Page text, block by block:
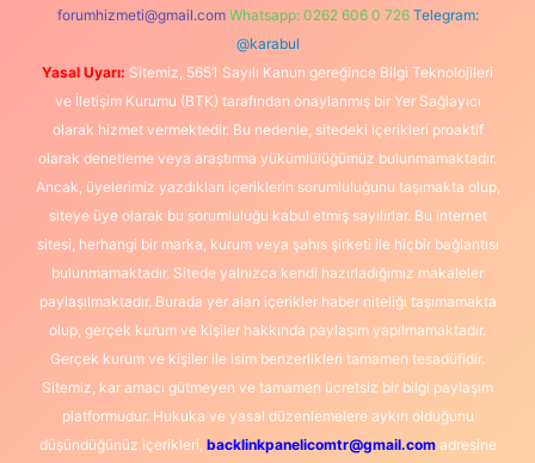
forumhizmeti@gmail.com Whatsapp: 0262 606 0 726 Telegram:
@karabul
Yasal Uyarı: Sitemiz, 5651 Sayılı Kanun gereğince Bilgi Teknolojileri
ve İletişim Kurumu (BTK) tarafından onaylanmış bir Yer Sağlayıcı
olarak hizmet vermektedir. Bu nedenle, sitedeki içerikleri proaktif
olarak denetleme veya araştırma yükümlülüğümüz bulunmamaktadır.
Ancak, üyelerimiz yazdıkları içeriklerin sorumluluğunu taşımakta olup,
siteye üye olarak bu sorumluluğu kabul etmiş sayılırlar. Bu internet
sitesi, herhangi bir marka, kurum veya şahıs şirketi ile hiçbir bağlantısı
bulunmamaktadır. Sitede yalnızca kendi hazırladığımız makaleler
paylaşılmaktadır. Burada yer alan içerikler haber niteliği taşımamakta
olup, gerçek kurum ve kişiler hakkında paylaşım yapılmamaktadır.
Gerçek kurum ve kişiler ile isim benzerlikleri tamamen tesadüfidir.
Sitemiz, kar amacı gütmeyen ve tamamen ücretsiz bir bilgi paylaşım
platformudur. Hukuka ve yasal düzenlemelere aykırı olduğunu
düşündüğünüz içerikleri, backlinkpanelicomtr@gmail.comadresine